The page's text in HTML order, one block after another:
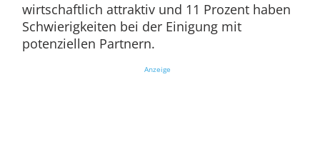
wirtschaftlich attraktiv und 11 Prozent haben
Schwierigkeiten bei der Einigung mit
potenziellen Partnern.
Anzeige